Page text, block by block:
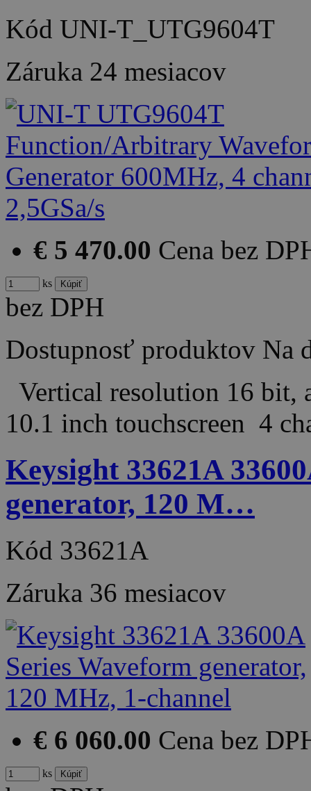
Kód UNI-T_UTG9604T
Záruka 24 mesiacov
€ 5 470.00 Cena bez
ks
bez DPH
Dostupnosť produktov Na
Vertical resolution 16 bit,
10.1 inch touchscreen 4
Keysight 33621A
generator, 120 M…
Kód 33621A
Záruka 36 mesiacov
€ 6 060.00 Cena bez
ks